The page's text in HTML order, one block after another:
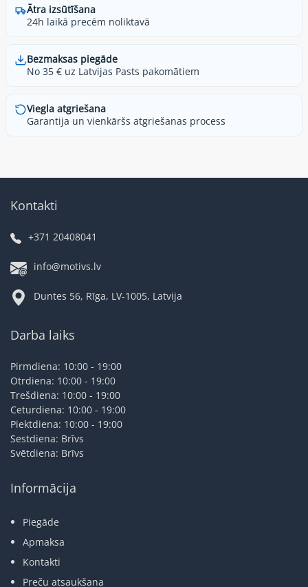
Ātra izsūtīšana
24h laikā precēm noliktavā
Bezmaksas piegāde
No 35 € uz Latvijas Pasts pakomātiem
Viegla atgriešana
Garantija un vienkāršs atgriešanas process
Kontakti
+371 20408041
info@motivs.lv
Duntes 56, Rīga, LV-1005, Latvija
Darba laiks
Pirmdiena: 10:00 - 19:00
Otrdiena: 10:00 - 19:00
Trešdiena: 10:00 - 19:00
Ceturdiena: 10:00 - 19:00
Piektdiena: 10:00 - 19:00
Sestdiena: Brīvs
Svētdiena: Brīvs
Informācija
Piegāde
Apmaksa
Kontakti
Preču atsaukšana